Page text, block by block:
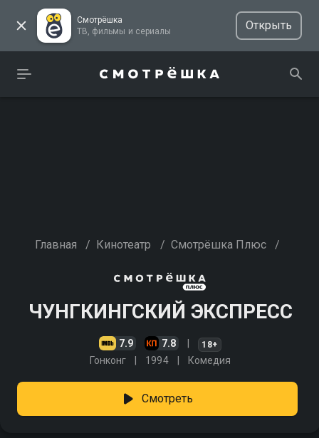
Смотрёшка
ТВ, фильмы и сериалы
Открыть
Главная / Кинотеатр / Смотрёшка Плюс /
ЧУНГКИНГСКИЙ ЭКСПРЕСС
7.9 7.8 18+
Гонконг 1994 Комедия
Смотреть